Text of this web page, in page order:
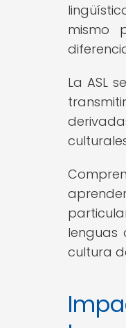
mismo
La ASL
lenguas
cultura